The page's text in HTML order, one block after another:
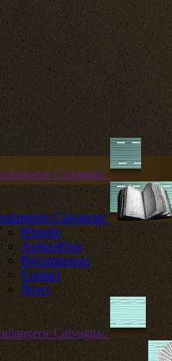
Calvagnac
Calvagnac
Histoire
Aujourd'hui
Récompenses
Contact
News
Calvagnac